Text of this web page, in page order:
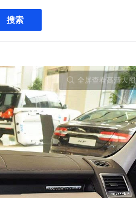
搜索
全屏查看高清大图